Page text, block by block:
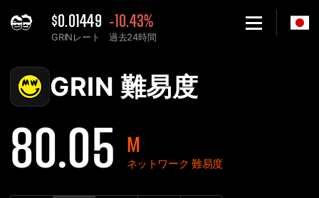
$0.01449
GRINレート
-10.43%
過去24時間
GRIN ネットワーク難易度グラフ - 2Miners
GRIN 難易度
80.05 M
ネットワーク 難易度